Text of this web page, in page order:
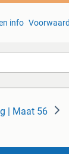
info
| Maat 56